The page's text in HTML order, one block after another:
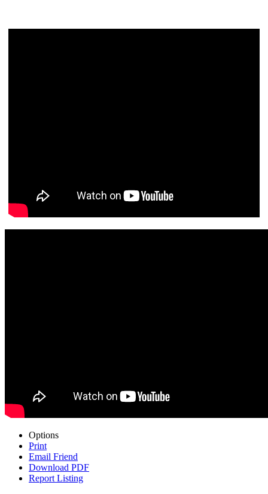
Options
Print
Email Friend
Download PDF
Report Listing